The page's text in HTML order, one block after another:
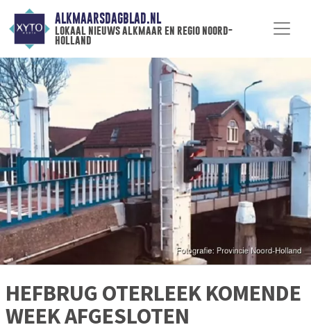
ALKMAARSDAGBLAD.NL
lokaal nieuws alkmaar en regio noord-
holland
HEFBRUG OTERLEEK KOMENDE
WEEK AFGESLOTEN